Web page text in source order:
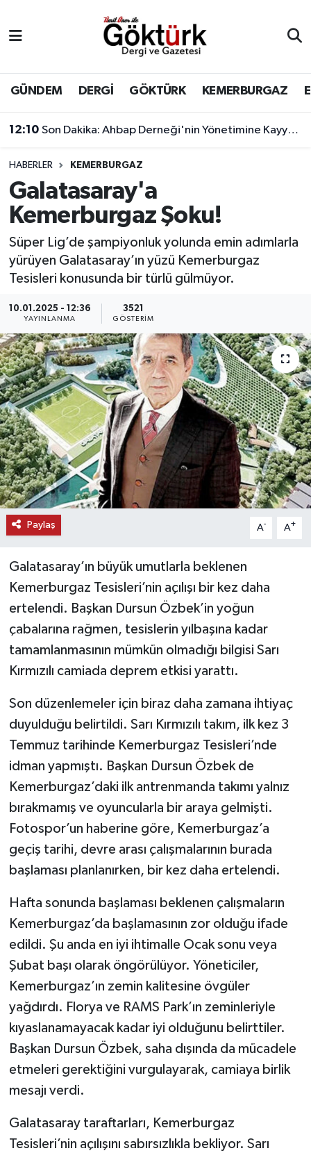
GÜNDEM DERGİ GÖKTÜRK KEMERBURGAZ
12:10 Son Dakika: Ahbap Derneği'nin Yönetimine Kayyum Atandı
HABERLER KEMERBURGAZ
Galatasaray'a
Kemerburgaz Şoku!
Süper Lig’de şampiyonluk yolunda emin adımlarla
yürüyen Galatasaray’ın yüzü Kemerburgaz
Tesisleri konusunda bir türlü gülmüyor.
10.01.2025 - 12:36
YAYINLANMA
3521
GÖSTERIM
Paylaş A- A+
Galatasaray’ın büyük umutlarla beklenen
Kemerburgaz Tesisleri’nin açılışı bir kez daha
ertelendi. Başkan Dursun Özbek’in yoğun
çabalarına rağmen, tesislerin yılbaşına kadar
tamamlanmasının mümkün olmadığı bilgisi Sarı
Kırmızılı camiada deprem etkisi yarattı.
Son düzenlemeler için biraz daha zamana ihtiyaç
duyulduğu belirtildi. Sarı Kırmızılı takım, ilk kez 3
Temmuz tarihinde Kemerburgaz Tesisleri’nde
idman yapmıştı. Başkan Dursun Özbek de
Kemerburgaz’daki ilk antrenmanda takımı yalnız
bırakmamış ve oyuncularla bir araya gelmişti.
Fotospor’un haberine göre, Kemerburgaz’a
geçiş tarihi, devre arası çalışmalarının burada
başlaması planlanırken, bir kez daha ertelendi.
Hafta sonunda başlaması beklenen çalışmaların
Kemerburgaz’da başlamasının zor olduğu ifade
edildi. Şu anda en iyi ihtimalle Ocak sonu veya
Şubat başı olarak öngörülüyor. Yöneticiler,
Kemerburgaz’ın zemin kalitesine övgüler
yağdırdı. Florya ve RAMS Park’ın zeminleriyle
kıyaslanamayacak kadar iyi olduğunu belirttiler.
Başkan Dursun Özbek, saha dışında da mücadele
etmeleri gerektiğini vurgulayarak, camiaya birlik
mesajı verdi.
Galatasaray taraftarları, Kemerburgaz
Tesisleri’nin açılışını sabırsızlıkla bekliyor. Sarı
BİLİM
DERGİ
DÜNYA
EĞİTİM
GÖKTÜRK
KEMERBURGAZ
KÜLTÜR - SANAT
MAGAZİN
ÖZEL HABER
SAĞLIK
SPOR
TİCARET
Eyüpsultan Hava Durumu
Eyüpsultan Trafik Yoğunluk Haritası
Süper Lig Puan Durumu ve Fikstür
Tüm Manşetler
Son Dakika Haberleri